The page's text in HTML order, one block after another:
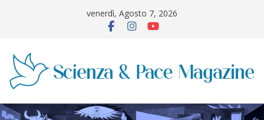
venerdì, Agosto 7, 2026